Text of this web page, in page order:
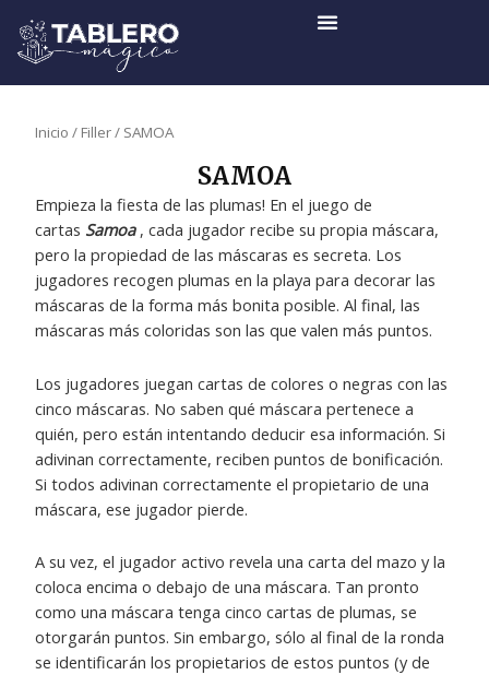
contenido
Inicio / Filler/ SAMOA
SAMOA
Empieza la fiesta de las plumas! En el juego de
cartas Samoa, cada jugador recibe su propia máscara,
pero la propiedad de las máscaras es secreta. Los
jugadores recogen plumas en la playa para decorar las
máscaras de la forma más bonita posible. Al final, las
máscaras más coloridas son las que valen más puntos.
Los jugadores juegan cartas de colores o negras con las
cinco máscaras. No saben qué máscara pertenece a
quién, pero están intentando deducir esa información. Si
adivinan correctamente, reciben puntos de bonificación.
Si todos adivinan correctamente el propietario de una
máscara, ese jugador pierde.
A su vez, el jugador activo revela una carta del mazo y la
coloca encima o debajo de una máscara. Tan pronto
como una máscara tenga cinco cartas de plumas, se
otorgarán puntos. Sin embargo, sólo al final de la ronda
se identificarán los propietarios de estos puntos (y de